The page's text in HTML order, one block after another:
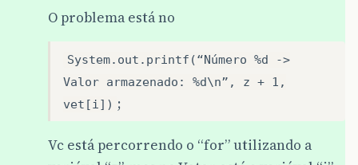
O problema está no
System.out.printf(“Número %d ->
Valor armazenado: %d\n”, z + 1,
vet[i]) ;
Vc está percorrendo o “for” utilizando a